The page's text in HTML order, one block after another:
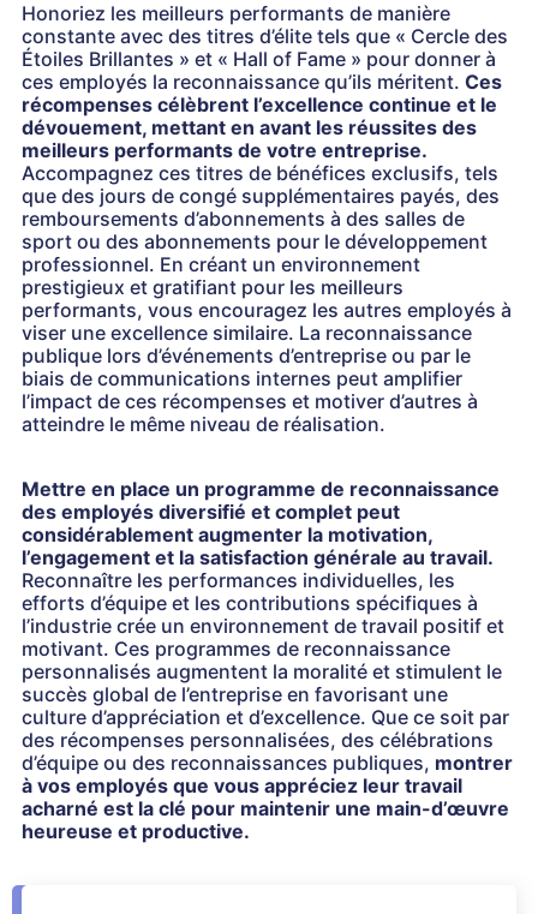
Honoriez les meilleurs performants de manière
constante avec des titres d’élite tels que « Cercle des
Étoiles Brillantes » et « Hall of Fame » pour donner à
ces employés la reconnaissance qu’ils méritent. Ces
récompenses célèbrent l’excellence continue et le
dévouement, mettant en avant les réussites des
meilleurs performants de votre entreprise.
Accompagnez ces titres de bénéfices exclusifs, tels
que des jours de congé supplémentaires payés, des
remboursements d’abonnements à des salles de
sport ou des abonnements pour le développement
professionnel. En créant un environnement
prestigieux et gratifiant pour les meilleurs
performants, vous encouragez les autres employés à
viser une excellence similaire. La reconnaissance
publique lors d’événements d’entreprise ou par le
biais de communications internes peut amplifier
l’impact de ces récompenses et motiver d’autres à
atteindre le même niveau de réalisation.
Mettre en place un programme de reconnaissance
des employés diversifié et complet peut
considérablement augmenter la motivation,
l’engagement et la satisfaction générale au travail.
Reconnaître les performances individuelles, les
efforts d’équipe et les contributions spécifiques à
l’industrie crée un environnement de travail positif et
motivant. Ces programmes de reconnaissance
personnalisés augmentent la moralité et stimulent le
succès global de l’entreprise en favorisant une
culture d’appréciation et d’excellence. Que ce soit par
des récompenses personnalisées, des célébrations
d’équipe ou des reconnaissances publiques, montrer
à vos employés que vous appréciez leur travail
acharné est la clé pour maintenir une main-d’œuvre
heureuse et productive.